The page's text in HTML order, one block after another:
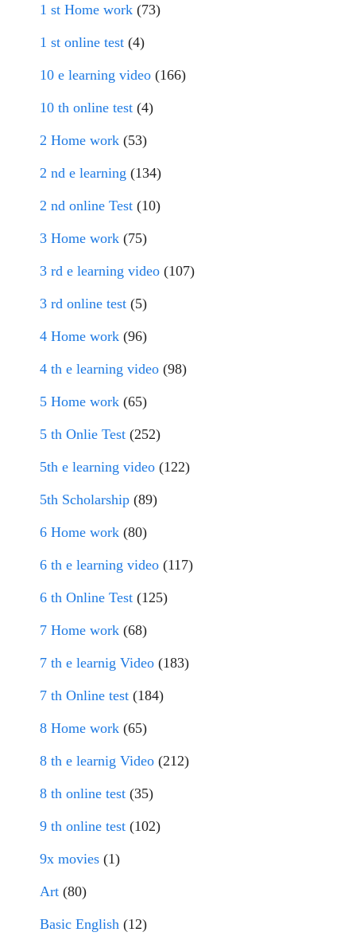
1 st Home work (73)
1 st online test (4)
10 e learning video (166)
10 th online test (4)
2 Home work (53)
2 nd e learning (134)
2 nd online Test (10)
3 Home work (75)
3 rd e learning video (107)
3 rd online test (5)
4 Home work (96)
4 th e learning video (98)
5 Home work (65)
5 th Onlie Test (252)
5th e learning video (122)
5th Scholarship (89)
6 Home work (80)
6 th e learning video (117)
6 th Online Test (125)
7 Home work (68)
7 th e learnig Video (183)
7 th Online test (184)
8 Home work (65)
8 th e learnig Video (212)
8 th online test (35)
9 th online test (102)
9x movies (1)
Art (80)
Basic English (12)